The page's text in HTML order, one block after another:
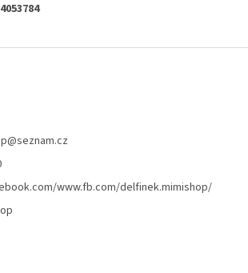
@seznam.cz
www.fb.com/delfinek.mimishop/